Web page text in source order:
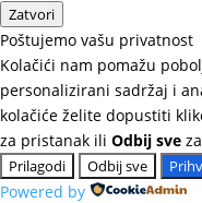
Zatvori
Poštujemo vašu privatnost
Kolačići nam pomažu
personalizirani sadržaj i
kolačiće želite dopustiti
za pristanak ili Odbij sve
Prilagodi Odbij sve
Powered by